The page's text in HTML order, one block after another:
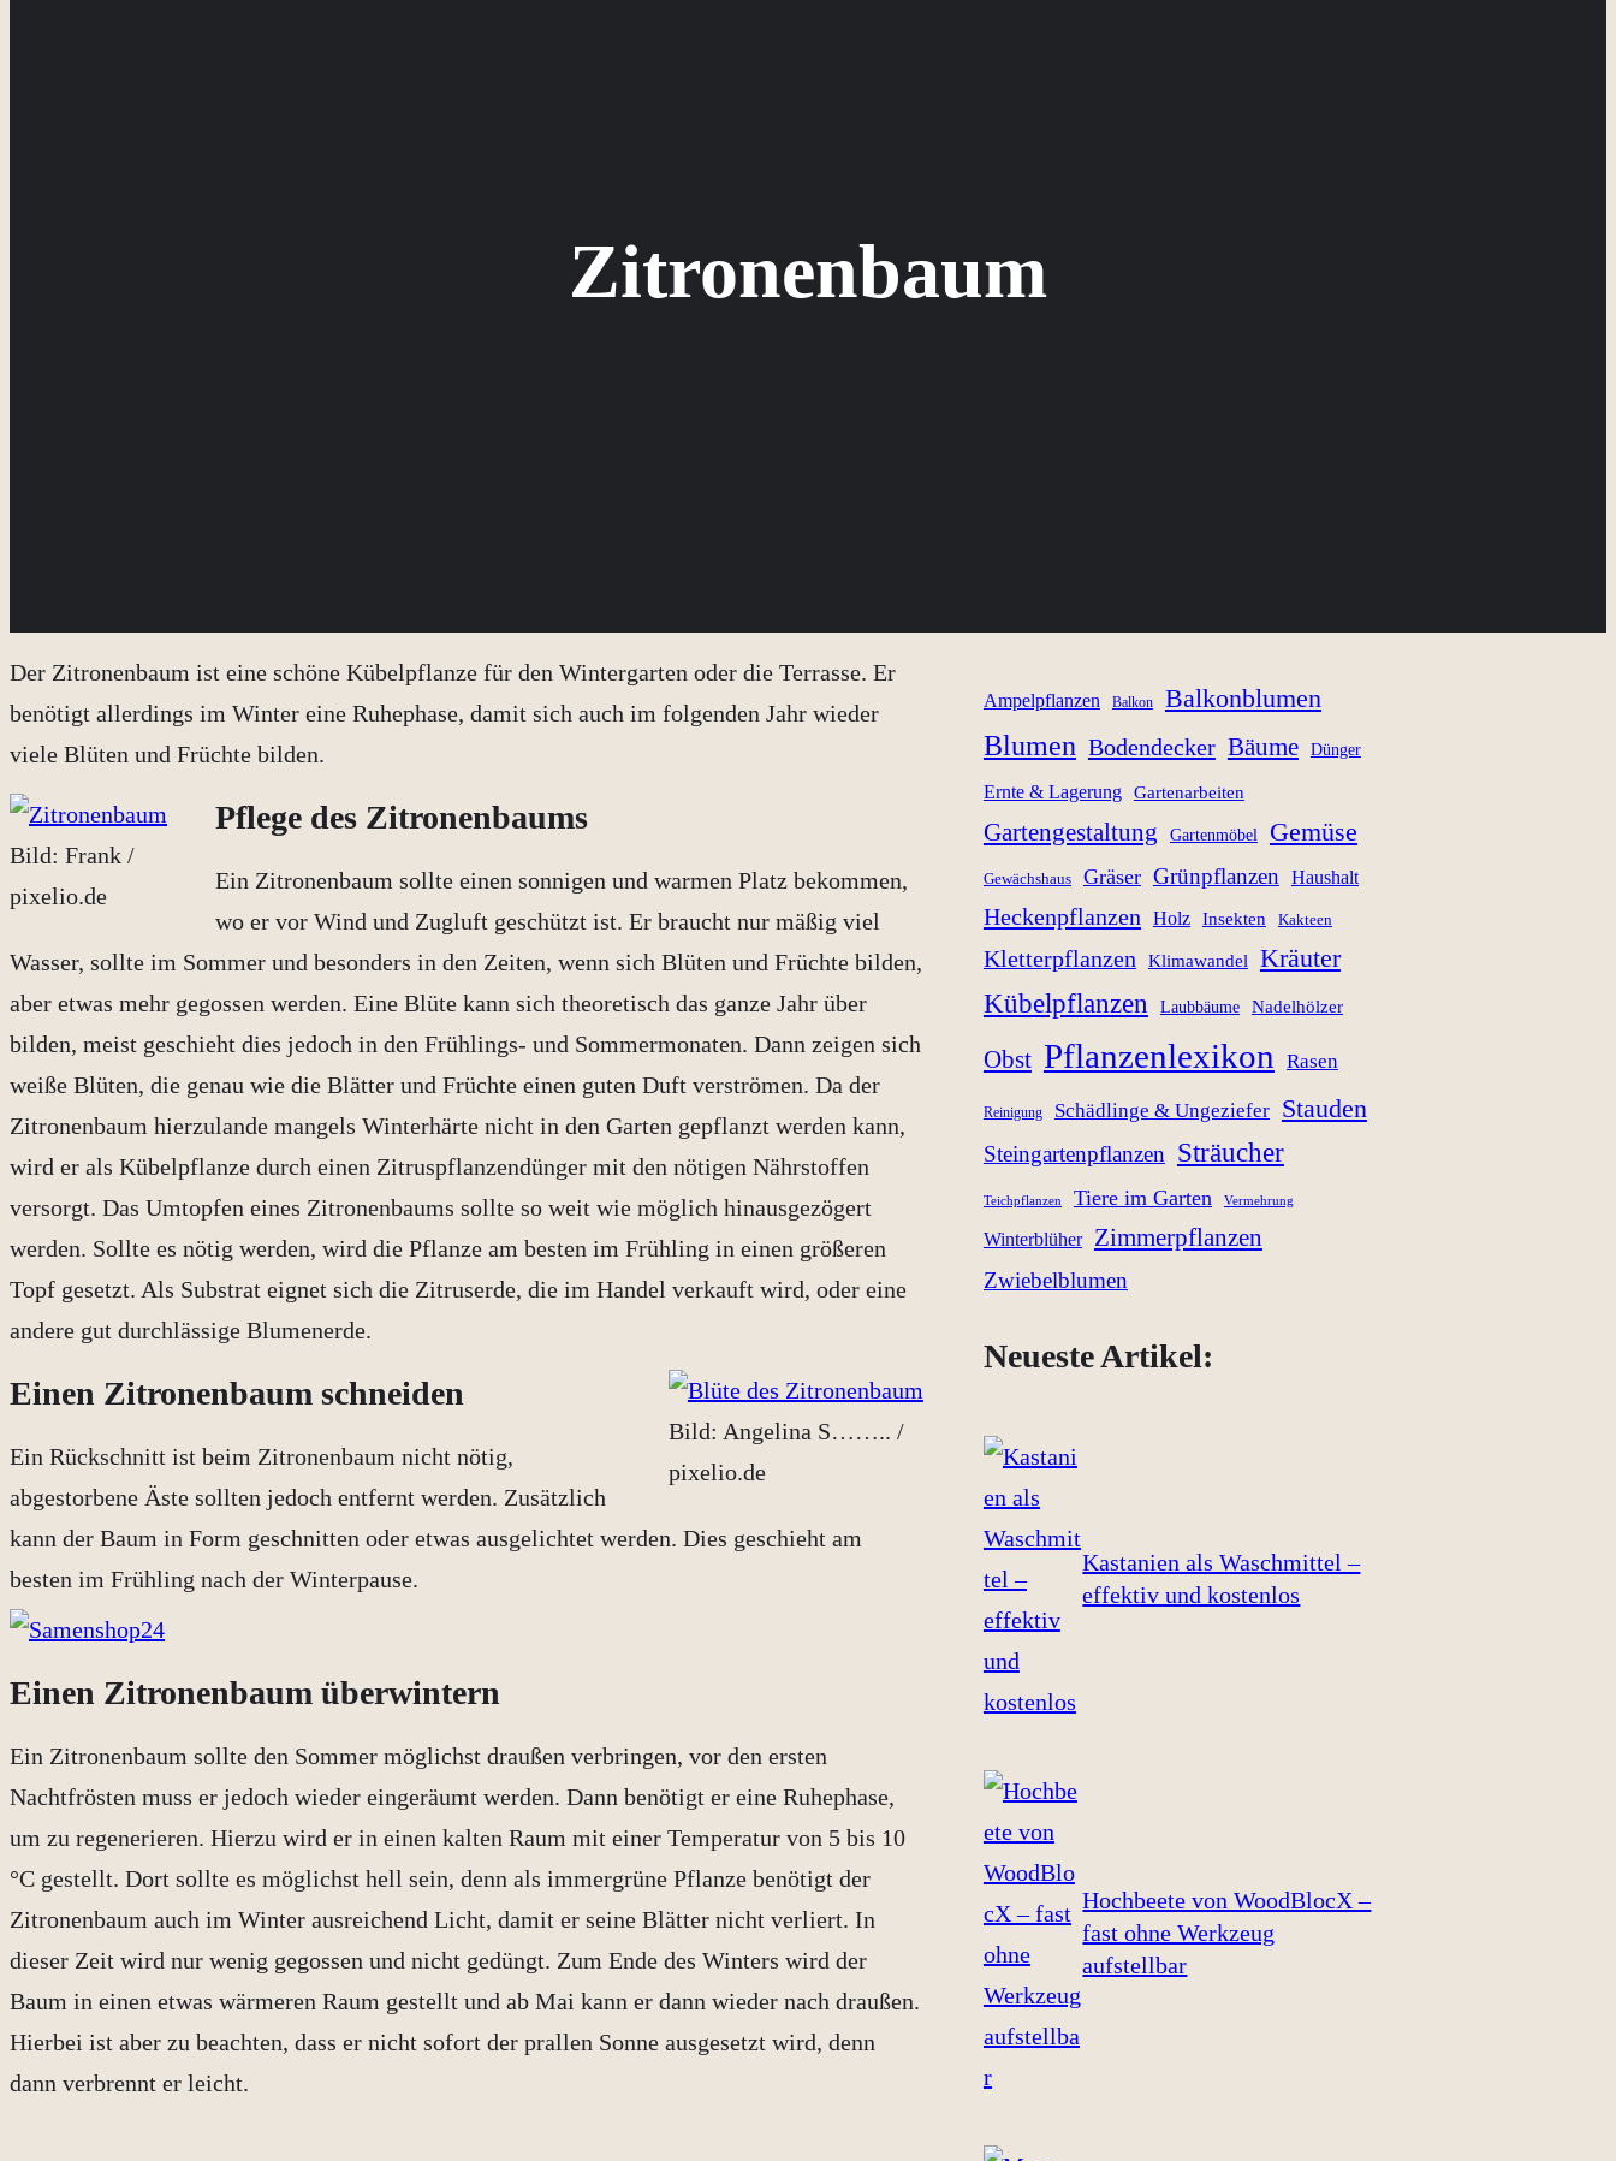
Zitronenbaum
Der Zitronenbaum ist eine schöne Kübelpflanze für den Wintergarten oder die Terrasse. Er
benötigt allerdings im Winter eine Ruhephase, damit sich auch im folgenden Jahr wieder
viele Blüten und Früchte bilden.
Bild: Frank /
pixelio.de
Pflege des Zitronenbaums
Ein Zitronenbaum sollte einen sonnigen und warmen Platz bekommen,
wo er vor Wind und Zugluft geschützt ist. Er braucht nur mäßig viel
Wasser, sollte im Sommer und besonders in den Zeiten, wenn sich Blüten und Früchte bilden,
aber etwas mehr gegossen werden. Eine Blüte kann sich theoretisch das ganze Jahr über
bilden, meist geschieht dies jedoch in den Frühlings- und Sommermonaten. Dann zeigen sich
weiße Blüten, die genau wie die Blätter und Früchte einen guten Duft verströmen. Da der
Zitronenbaum hierzulande mangels Winterhärte nicht in den Garten gepflanzt werden kann,
wird er als Kübelpflanze durch einen Zitruspflanzendünger mit den nötigen Nährstoffen
versorgt. Das Umtopfen eines Zitronenbaums sollte so weit wie möglich hinausgezögert
werden. Sollte es nötig werden, wird die Pflanze am besten im Frühling in einen größeren
Topf gesetzt. Als Substrat eignet sich die Zitruserde, die im Handel verkauft wird, oder eine
andere gut durchlässige Blumenerde.
Bild: Angelina S…….. /
pixelio.de
Einen Zitronenbaum schneiden
Ein Rückschnitt ist beim Zitronenbaum nicht nötig,
abgestorbene Äste sollten jedoch entfernt werden. Zusätzlich
kann der Baum in Form geschnitten oder etwas ausgelichtet werden. Dies geschieht am
besten im Frühling nach der Winterpause.
Einen Zitronenbaum überwintern
Ein Zitronenbaum sollte den Sommer möglichst draußen verbringen, vor den ersten
Nachtfrösten muss er jedoch wieder eingeräumt werden. Dann benötigt er eine Ruhephase,
um zu regenerieren. Hierzu wird er in einen kalten Raum mit einer Temperatur von 5 bis 10
°C gestellt. Dort sollte es möglichst hell sein, denn als immergrüne Pflanze benötigt der
Zitronenbaum auch im Winter ausreichend Licht, damit er seine Blätter nicht verliert. In
dieser Zeit wird nur wenig gegossen und nicht gedüngt. Zum Ende des Winters wird der
Baum in einen etwas wärmeren Raum gestellt und ab Mai kann er dann wieder nach draußen.
Hierbei ist aber zu beachten, dass er nicht sofort der prallen Sonne ausgesetzt wird, denn
dann verbrennt er leicht.
Ampelpflanzen Balkon Balkonblumen
Blumen Bodendecker Bäume Dünger
Ernte & Lagerung Gartenarbeiten
Gartengestaltung Gartenmöbel Gemüse
Gewächshaus Gräser Grünpflanzen Haushalt
Heckenpflanzen Holz Insekten Kakteen
Kletterpflanzen Klimawandel Kräuter
Kübelpflanzen Laubbäume Nadelhölzer
Obst Pflanzenlexikon Rasen
Reinigung Schädlinge & Ungeziefer Stauden
Steingartenpflanzen Sträucher
Teichpflanzen Tiere im Garten Vermehrung
Winterblüher Zimmerpflanzen
Zwiebelblumen
Neueste Artikel:
Kastanien als Waschmittel –
effektiv und kostenlos
Hochbeete von WoodBlocX –
fast ohne Werkzeug
aufstellbar